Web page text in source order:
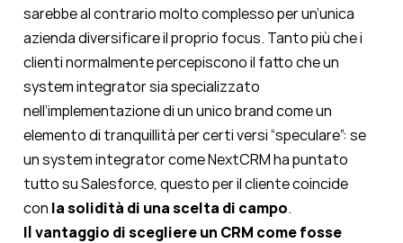
sarebbe al contrario molto complesso per un’unica
azienda diversificare il proprio focus. Tanto più che i
clienti normalmente percepiscono il fatto che un
system integrator sia specializzato
nell’implementazione di un unico brand come un
elemento di tranquillità per certi versi “speculare”: se
un system integrator come NextCRM ha puntato
tutto su Salesforce, questo per il cliente coincide
con la solidità di una scelta di campo.
Il vantaggio di scegliere un CRM come fosse